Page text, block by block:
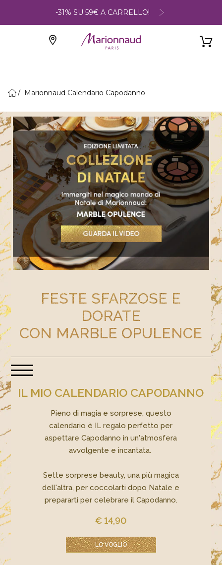
-31% SU 59€ A CARRELLO!
Marionnaud Calendario Capodanno
FESTE SFARZOSE E
DORATE
CON MARBLE OPULENCE​
IL MIO CALENDARIO CAPODANNO
Pieno di magia e sorprese, questo
calendario è IL regalo perfetto per
aspettare Capodanno in un'atmosfera
avvolgente e incantata. ​
​ Sette sorprese beauty, una più magica
dell'altra, per coccolarti dopo Natale e
prepararti per celebrare il Capodanno.
€ 14,90
LO VOGLIO​